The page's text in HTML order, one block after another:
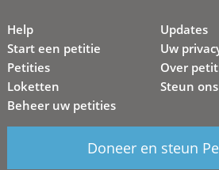
Help
Start een petitie
Petities
Loketten
Beheer uw petities
Updates
Uw
Over
Steun ons
Doneer en steun